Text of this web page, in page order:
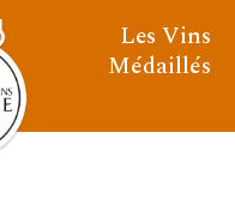
Les Vins
Médaillés